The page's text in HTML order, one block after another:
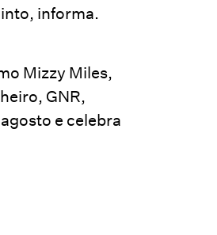
informa.
Mizzy Miles,
GNR,
e celebra